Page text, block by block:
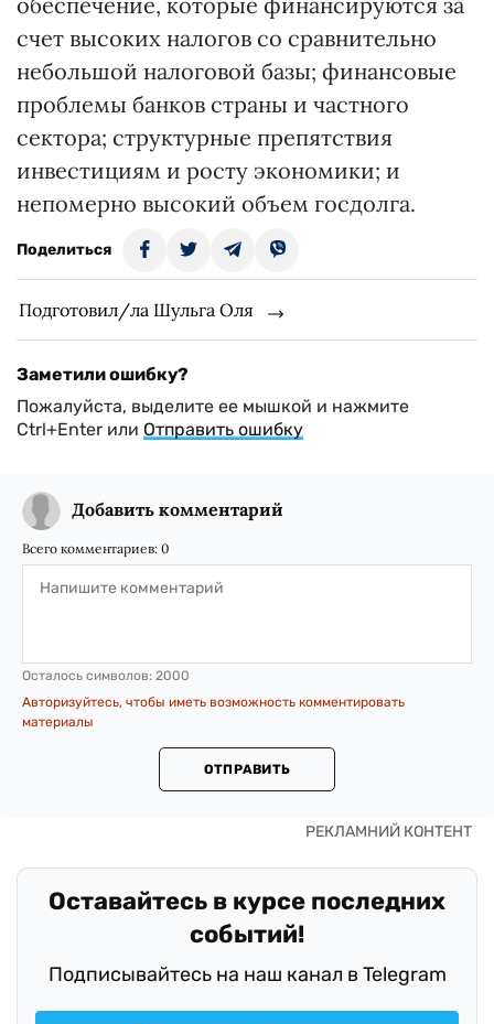
счет высоких налогов со сравнительно
небольшой налоговой базы; финансовые
проблемы банков страны и частного
сектора; структурные препятствия
инвестициям и росту экономики; и
непомерно высокий объем госдолга.
Поделиться
Подготовил/ла Шульга Оля
Заметили ошибку?
Пожалуйста, выделите ее мышкой и нажмите
Ctrl+Enter или Отправить ошибку
Добавить комментарий
Всего комментариев: 0
Осталось символов: 2000
Авторизуйтесь, чтобы иметь возможность комментировать
материалы
ОТПРАВИТЬ
Оставайтесь в курсе последних
событий!
Подписывайтесь на наш канал в Telegram